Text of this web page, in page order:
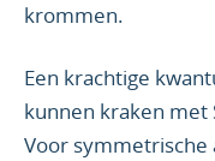
krommen.
Een krachtige
kunnen kraken met
Voor symmetrische